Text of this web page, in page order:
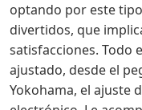
optando por este
divertidos, que
satisfacciones. Todo
ajustado, desde el
Yokohama, el ajuste